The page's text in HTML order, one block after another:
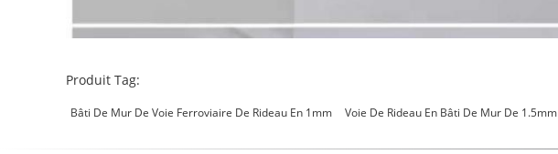
Produit Tag:
Bâti De Mur De Voie Ferroviaire De Rideau En 1mm Voie De Rideau En Bâti De Mur De 1.5mm